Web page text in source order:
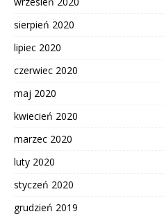
sierpień 2020
lipiec 2020
czerwiec 2020
maj 2020
kwiecień 2020
marzec 2020
luty 2020
styczeń 2020
grudzień 2019